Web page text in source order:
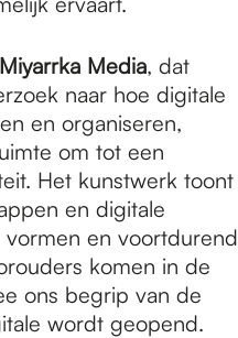
Miyarrka Media, dat
naar hoe digitale
en organiseren,
om tot een
Het kunstwerk toont
en digitale
en voortdurend
komen in de
ons begrip van de
wordt geopend.